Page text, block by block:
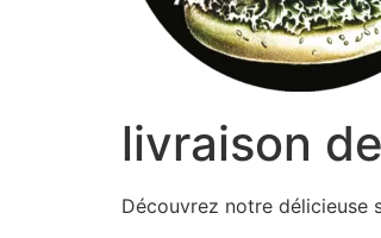
livraison
Découvrez notre délicieuse